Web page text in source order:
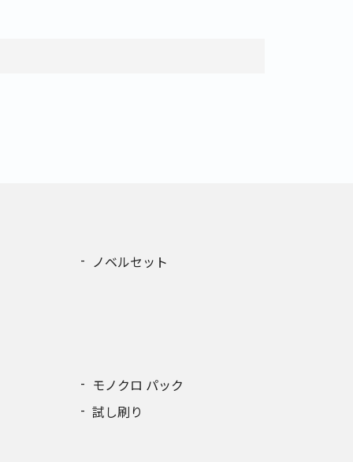
ノベルセット
モノクロ パック
試し刷り